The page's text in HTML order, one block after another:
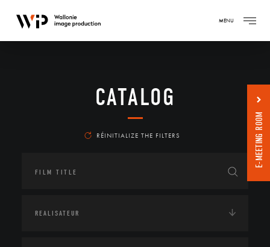
MENU
CATALOG
RÉINITIALIZE THE FILTERS E-MEETING ROOM